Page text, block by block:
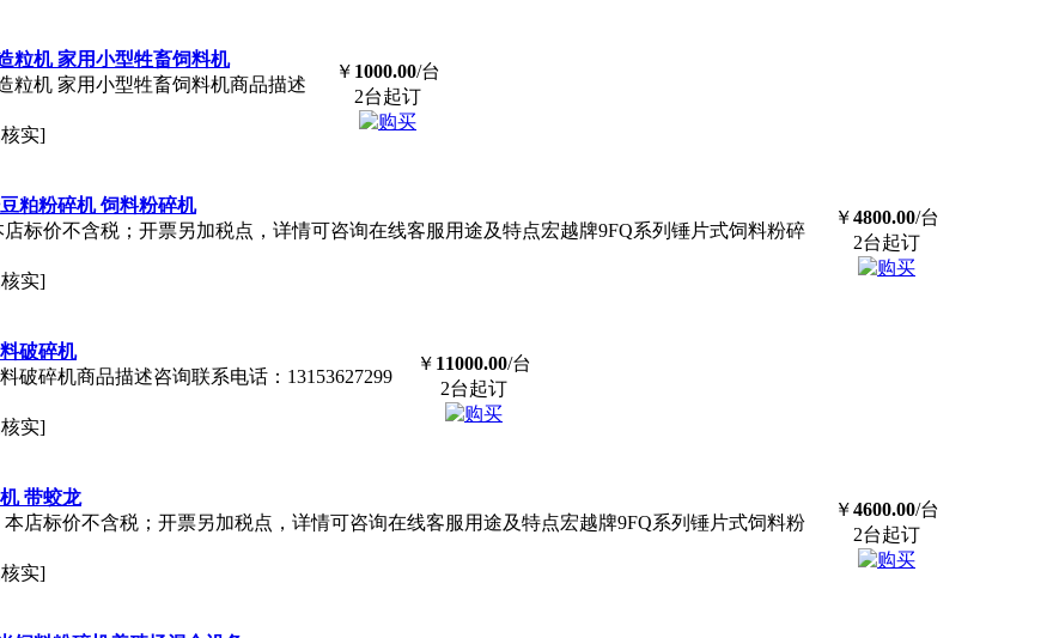
粒机 家用小型牲畜饲料机
粒机 家用小型牲畜饲料机商品描述
实]
￥ 1000.00/台
2台起订
粕粉碎机 饲料粉碎机
店标价不含税；开票另加税点，详情可咨询在线客服用途及特点宏越牌9FQ系列锤片式饲料粉碎
实]
￥4800.00/台
2台起订
破碎机
破碎机商品描述咨询联系电话：13153627299
实]
￥ 11000.00/台
2台起订
带蛟龙
本店标价不含税；开票另加税点，详情可咨询在线客服用途及特点宏越牌9FQ系列锤片式饲料粉
实]
￥4600.00/台
2台起订